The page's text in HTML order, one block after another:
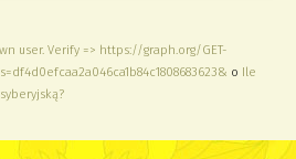
user. Verify => https://graph.org/GET-
o Ile